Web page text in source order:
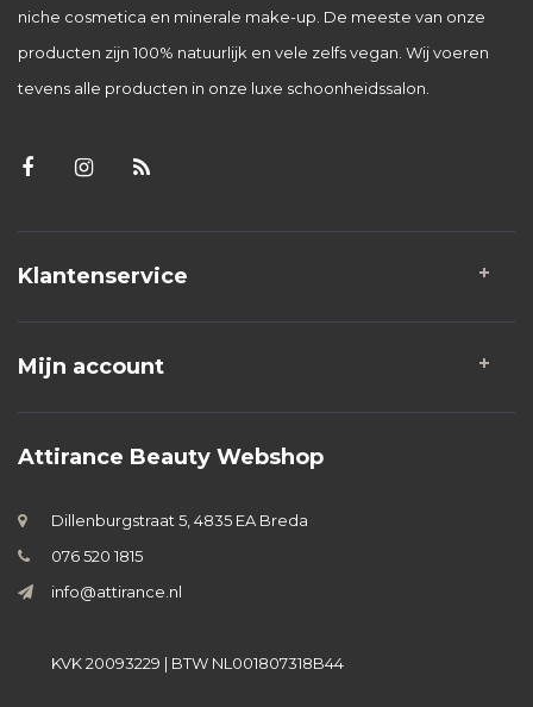
niche cosmetica en minerale make-up. De meeste van onze
producten zijn 100% natuurlijk en vele zelfs vegan. Wij voeren
tevens alle producten in onze luxe schoonheidssalon.
Klantenservice
Mijn account
Attirance Beauty Webshop
Dillenburgstraat 5, 4835 EA Breda
076 520 1815
info@attirance.nl
KVK 20093229 | BTW NL001807318B44